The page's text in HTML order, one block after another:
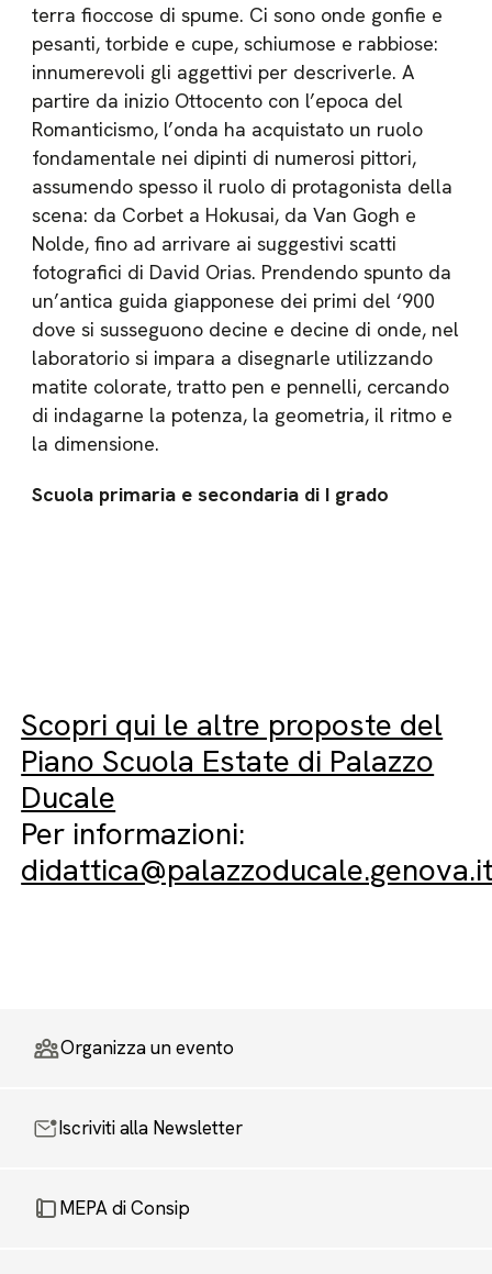
terra fioccose di spume. Ci sono onde gonfie e
pesanti, torbide e cupe, schiumose e rabbiose:
innumerevoli gli aggettivi per descriverle. A
partire da inizio Ottocento con l’epoca del
Romanticismo, l’onda ha acquistato un ruolo
fondamentale nei dipinti di numerosi pittori,
assumendo spesso il ruolo di protagonista della
scena: da Corbet a Hokusai, da Van Gogh e
Nolde, fino ad arrivare ai suggestivi scatti
fotografici di David Orias. Prendendo spunto da
un’antica guida giapponese dei primi del ‘900
dove si susseguono decine e decine di onde, nel
laboratorio si impara a disegnarle utilizzando
matite colorate, tratto pen e pennelli, cercando
di indagarne la potenza, la geometria, il ritmo e
la dimensione.
Scuola primaria e secondaria di I grado
Scopri qui le altre proposte del
Piano Scuola Estate di Palazzo
Ducale
Per informazioni:
Organizza un evento
Iscriviti alla Newsletter
MEPA di Consip